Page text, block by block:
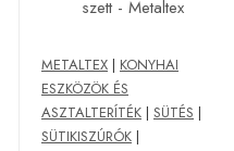
METALTEX | KONYHAI
ESZKÖZÖK ÉS
ASZTALTERÍTÉK | SÜTÉS |
SÜTIKISZÚRÓK |